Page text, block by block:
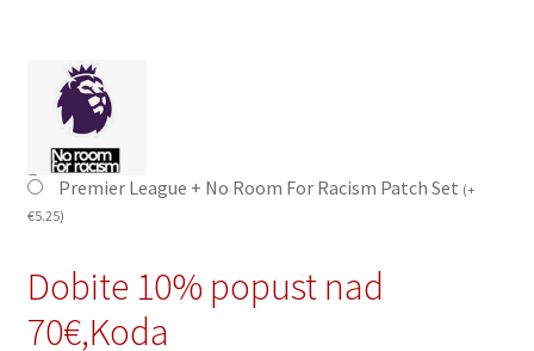
Premier League + No Room For Racism Patch Set (+
€5.25)
Dobite 10% popust nad
70€,Koda